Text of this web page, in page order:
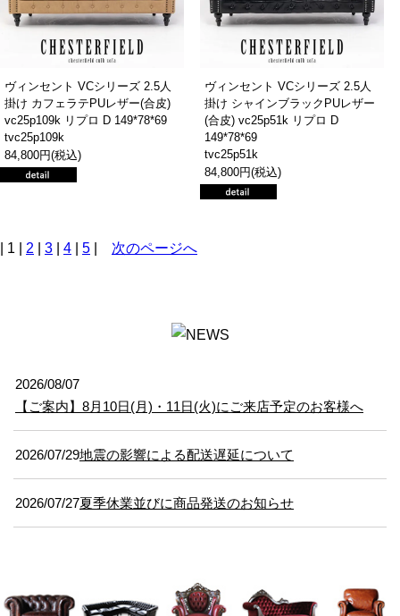
ヴィンセント VCシリーズ 2.5人
掛け カフェラテPUレザー(合皮)
vc25p109k リプロ D 149*78*69
tvc25p109k
84,800円(税込)
ヴィンセント VCシリーズ 2.5人
掛け シャインブラックPUレザー
(合皮) vc25p51k リプロ D
149*78*69
tvc25p51k
84,800円(税込)
| 1 | 2 3 4 5 次のページへ
2026/08/07
【ご案内】8月10日(月)・11日(火)にご来店予定のお客様へ
2026/07/29地震の影響による配送遅延について
2026/07/27夏季休業並びに商品発送のお知らせ